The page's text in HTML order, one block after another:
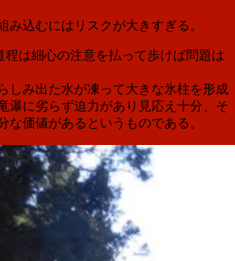
み込むにはリスクが大きすぎる。
程は細心の注意を払って歩けば問題は
しみ出た水が凍って大きな氷柱を形成
瀑に劣らず迫力があり見応え十分、そ
な価値があるというものである。